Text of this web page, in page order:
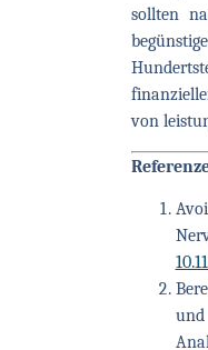
sollten
von